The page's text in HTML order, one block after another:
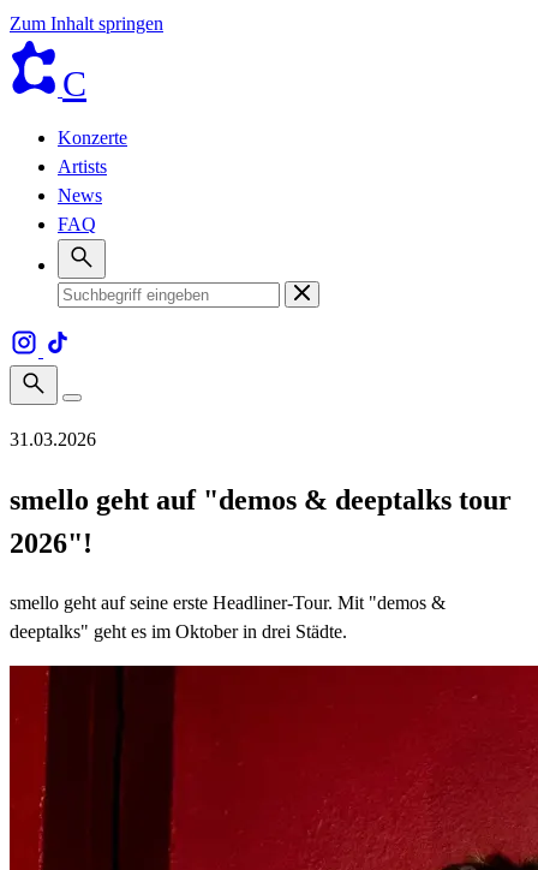
Zum Inhalt springen
C
Konzerte
Artists
News
FAQ
31.03.2026
smello geht auf "demos & deeptalks tour
2026"!
smello geht auf seine erste Headliner-Tour. Mit "demos &
deeptalks" geht es im Oktober in drei Städte.